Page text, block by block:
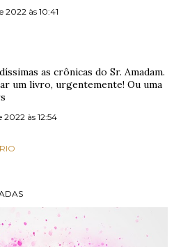
2022 às 10:41
as crônicas do Sr. Amadam.
um livro, urgentemente! Ou uma
2022 às 12:54